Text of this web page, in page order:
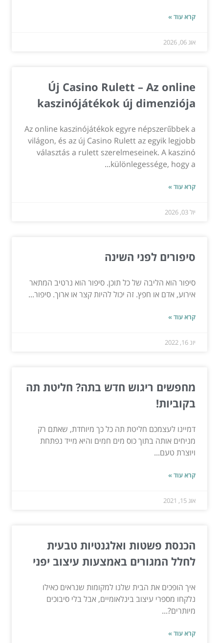
קרא עוד »
אוג 06, 2026
Új Casino Rulett – Az online
kaszinójátékok új dimenziója
Az online kaszinójátékok egyre népszerűbbek a
világon, és az új Casino Rulett az egyik legjobb
választás a rulett szerelmeseinek. A kaszinó
különlegessége, hogy a...
קרא עוד »
יול 03, 2026
סיפורים לפני השינה
סיפור הוא הליבה של כל תוכן. סיפור הוא נרטיב המתאר
אירוע, אדם או חפץ. זה יכול להיות קצר או ארוך. סיפור...
קרא עוד »
יונ 16, 2022
מחפשים ריגוש חדש בתה? חליטת תה
בקוביות!
דמיינו לעצמכם חליטת תה כל כך מיוחדת, שאתם רק
מניחים אותה בתוך כוס מים חמים והיא מייד נפתחת
ויוצרת טעם...
קרא עוד »
אוג 15, 2021
הכנסת פשטות ואלגנטיות טבעית
לחלל המגורים באמצעות עיצוב יפני
איך הופכים את הבית שלנו למקומות שנראים כאילו
נלקחו מספרי עיצוב בינלאומיים, אבל בלי סיבוכים
מיותרים?...
קרא עוד »